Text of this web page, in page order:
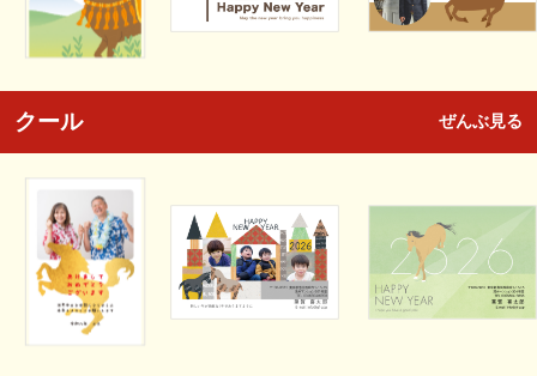
クール ぜんぶ見る